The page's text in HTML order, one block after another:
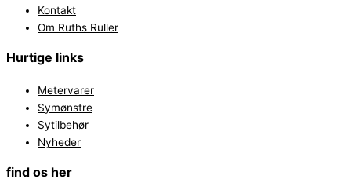
Kontakt
Om Ruths Ruller
Hurtige links
Metervarer
Symønstre
Sytilbehør
Nyheder
find os her